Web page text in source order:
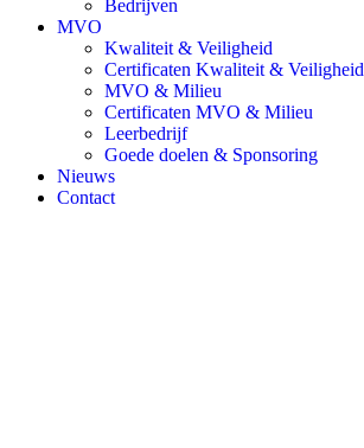
Bedrijven
MVO
Kwaliteit & Veiligheid
Certificaten Kwaliteit & Veiligheid
MVO & Milieu
Certificaten MVO & Milieu
Leerbedrijf
Goede doelen & Sponsoring
Nieuws
Contact